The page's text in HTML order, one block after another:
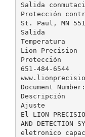
Salida
Protección
St. Paul, MN
Salida
Temperatura
Lion Precision
Protección
651-484-6544
Document
Descripción
Ajuste
El LION
AND DETECTION
eletronico